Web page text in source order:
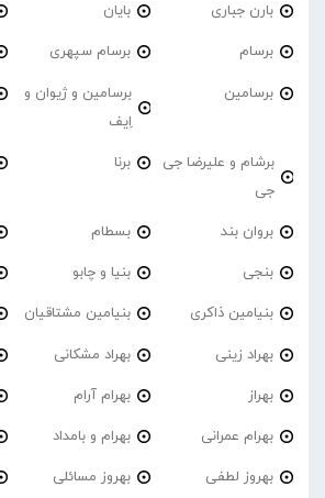
بارن جباری بایان
برسام برسام سپهری
برسامین
برسامین و ژیوان و
اِیف
برشام و علیرضا جی
جی
برنا
بروان بند بسطام
بنجی بنیا و چابو
بنیامین ذاکری بنیامین مشتاقیان
بهراد زینی بهراد مشکانی
بهراز بهرام آرام
بهرام عمرانی بهرام و بامداد
بهروز لطفی بهروز مسائلی